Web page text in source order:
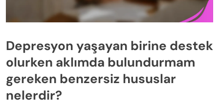
Depresyon yaşayan birine destek
olurken aklımda bulundurmam
gereken benzersiz hususlar
nelerdir?